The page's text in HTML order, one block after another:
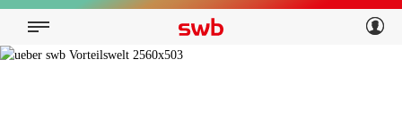
Privatkunden
Geschäftskunden